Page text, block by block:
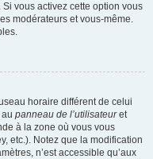
. Si vous activez cette option vous
modérateurs et vous-même.
horaire différent de celui
panneau de l’utilisateuret
à la zone où vous vous
etc.). Notez que la modification
n’est accessible qu’aux